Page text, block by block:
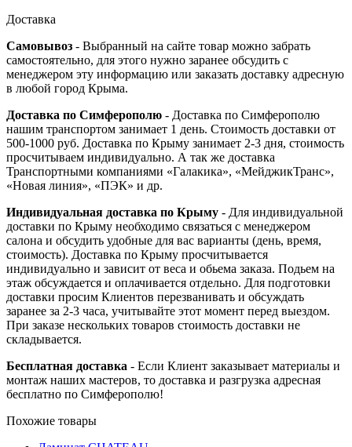
Доставка
Самовывоз - Выбранный на сайте товар можно забрать
самостоятельно, для этого нужно заранее обсудить с
менеджером эту информацию или заказать доставку адресную
в любой город Крыма.
Доставка по Симферополю - Доставка по Симферополю
нашим транспортом занимает 1 день. Стоимость доставки от
500-1000 руб. Доставка по Крыму занимает 2-3 дня, стоимость
просчитываем индивидуально. А так же доставка
Транспортными компаниями «Галакика», «МейджикТранс»,
«Новая линия», «ПЭК» и др.
Индивидуальная доставка по Крыму - Для индивидуальной
доставки по Крыму необходимо связаться с менеджером
салона и обсудить удобные для вас варианты (день, время,
стоимость). Доставка по Крыму просчитывается
индивидуально и зависит от веса и обьема заказа. Подьем на
этаж обсуждается и оплачивается отдельно. Для подготовки
доставки просим Клиентов перезванивать и обсуждать
заранее за 2-3 часа, учитывайте этот момент перед выездом.
При заказе нескольких товаров стоимость доставки не
складывается.
Бесплатная доставка - Если Клиент заказывает материалы и
монтаж наших мастеров, то доставка и разгрузка адресная
бесплатно по Симферополю!
Похожие товары